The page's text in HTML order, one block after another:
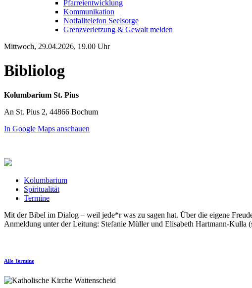
Pfarreientwicklung
Kommunikation
Notfalltelefon Seelsorge
Grenzverletzung & Gewalt melden
Mittwoch, 29.04.2026, 19.00 Uhr
Bibliolog
Kolumbarium St. Pius
An St. Pius 2, 44866 Bochum
In Google Maps anschauen
Kolumbarium
Spiritualität
Termine
Mit der Bibel im Dialog – weil jede*r was zu sagen hat. Über die eigene
Anmeldung unter der Leitung: Stefanie Müller und Elisabeth Hartmann-Kulla
Alle Termine